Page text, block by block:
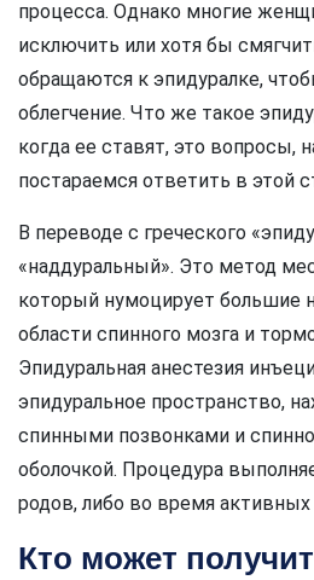
процесса. Однако многие
исключить или хотя бы
обращаются к эпидуралке,
облегчение. Что же такое
когда ее ставят, это вопросы,
постараемся ответить в этой
В переводе с греческого
«наддуральный». Это метод
который нумоцирует большие
области спинного мозга и
Эпидуральная анестезия
эпидуральное пространство,
спинными позвонками и
оболочкой. Процедура
родов, либо во время
Кто может